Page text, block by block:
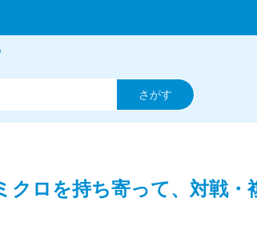
クロを持ち寄って、対戦・